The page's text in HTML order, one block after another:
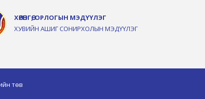
ХӨРӨНГӨ, ОРЛОГЫН МЭДҮҮЛЭГ
ХУВИЙН АШИГ СОНИРХОЛЫН МЭДҮҮЛЭГ
төв